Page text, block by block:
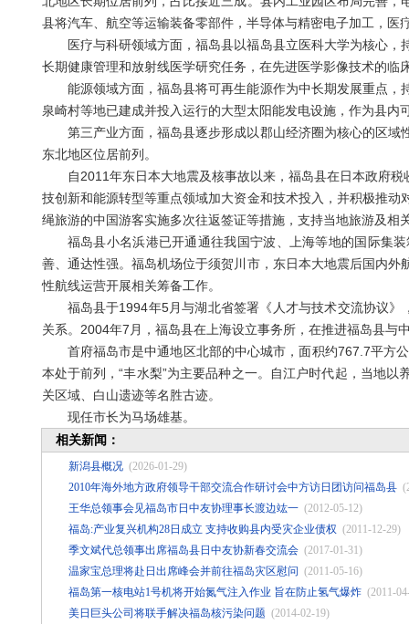
县将汽车、航空等运输装备零部件，半导体与精密电子加工，医
医疗与科研领域方面，福岛县以福岛县立医科大学为核心，
长期健康管理和放射线医学研究任务，在先进医学影像技术的临
能源领域方面，福岛县将可再生能源作为中长期发展重点，
泉崎村等地已建成并投入运行的大型太阳能发电设施，作为县内
第三产业方面，福岛县逐步形成以郡山经济圈为核心的区域
东北地区位居前列。
自2011年东日本大地震及核事故以来，福岛县在日本政府税
技创新和能源转型等重点领域加大资金和技术投入，并积极推
绳旅游的中国游客实施多次往返签证等措施，支持当地旅游及相
福岛县小名浜港已开通通往我国宁波、上海等地的国际集装
善、通达性强。福岛机场位于须贺川市，东日本大地震后国内
性航线运营开展相关筹备工作。
福岛县于1994年5月与湖北省签署《人才与技术交流协议》
关系。2004年7月，福岛县在上海设立事务所，在推进福岛县与
首府福岛市是中通地区北部的中心城市，面积约767.7平方
本处于前列，“丰水梨”为主要品种之一。自江户时代起，当地
关区域、白山遗迹等名胜古迹。
现任市长为马场雄基。
相关新闻：
新潟县概况 (2026-01-29)
2010年海外地方政府领导干部交流合作研讨会中方访日团访问福岛县
王华总领事会见福岛市日中友协理事长渡边竑一 (2012-05-12)
福岛:产业复兴机构28日成立 支持收购县内受灾企业债权 (2011-12-29)
季文斌代总领事出席福岛县日中友协新春交流会 (2017-01-31)
温家宝总理将赴日出席峰会并前往福岛灾区慰问 (2011-05-16)
福岛第一核电站1号机将开始氮气注入作业 旨在防止氢气爆炸 (2011-
美日巨头公司将联手解决福岛核污染问题 (2014-02-19)